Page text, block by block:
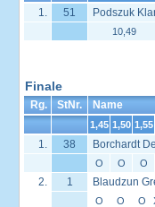
1. 51 Podszuk
10,49
Finale
Rg. StNr. Name
1,45 1,50 1,55
1. 38 Borchardt
O O O
2. 1 Blaudzun
O O O